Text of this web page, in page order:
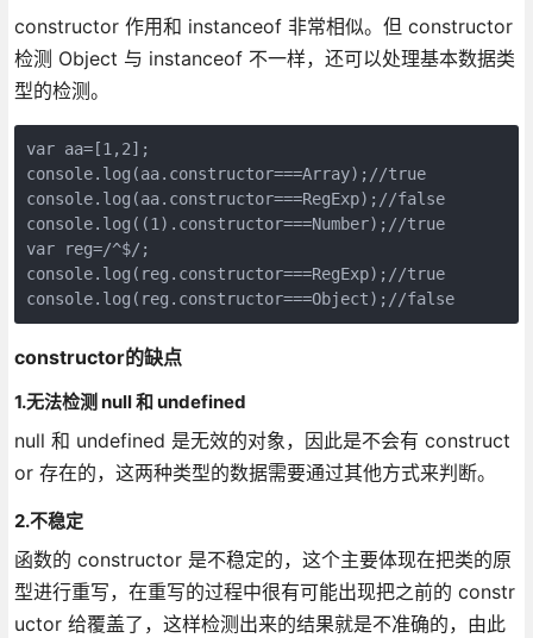
constructor 作用和 instanceof 非常相似。但 constructor
检测 Object 与 instanceof 不一样，还可以处理基本数据类
型的检测。
var aa=[1,2];
console.log(aa.constructor===Array);//true
console.log(aa.constructor===RegExp);//false
console.log((1).constructor===Number);//true
var reg=/^$/;
console.log(reg.constructor===RegExp);//true
console.log(reg.constructor===Object);//false
constructor的缺点
1.无法检测 null 和 undefined
null 和 undefined 是无效的对象，因此是不会有 construct
or 存在的，这两种类型的数据需要通过其他方式来判断。
2.不稳定
函数的 constructor 是不稳定的，这个主要体现在把类的原
型进行重写，在重写的过程中很有可能出现把之前的 constr
uctor 给覆盖了，这样检测出来的结果就是不准确的，由此